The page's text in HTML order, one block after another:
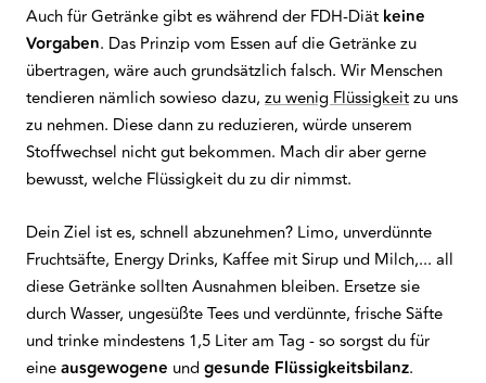
Auch für Getränke gibt es während der FDH-Diät keine
Vorgaben. Das Prinzip vom Essen auf die Getränke zu
übertragen, wäre auch grundsätzlich falsch. Wir Menschen
tendieren nämlich sowieso dazu, zu wenig Flüssigkeitzu uns
zu nehmen. Diese dann zu reduzieren, würde unserem
Stoffwechsel nicht gut bekommen. Mach dir aber gerne
bewusst, welche Flüssigkeit du zu dir nimmst.
Dein Ziel ist es, schnell abzunehmen? Limo, unverdünnte
Fruchtsäfte, Energy Drinks, Kaffee mit Sirup und Milch,... all
diese Getränke sollten Ausnahmen bleiben. Ersetze sie
durch Wasser, ungesüßte Tees und verdünnte, frische Säfte
und trinke mindestens 1,5 Liter am Tag - so sorgst du für
eineausgewogene undgesunde Flüssigkeitsbilanz.